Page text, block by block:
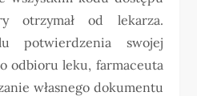
otrzymał od lekarza.
potwierdzenia swojej
odbioru leku, farmaceuta
własnego dokumentu